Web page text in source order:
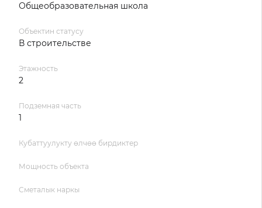
Общеобразовательная школа
Объектин статусу
В строительстве
Этажность
2
Подземная часть
1
Кубаттуулукту өлчөө бирдиктер
Мощность объекта
Сметалык наркы